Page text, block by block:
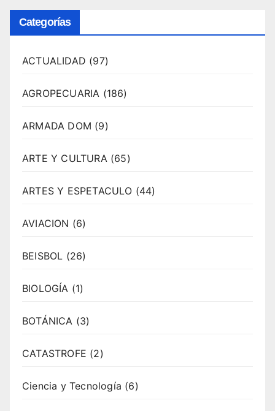
Categorías
ACTUALIDAD (97)
AGROPECUARIA (186)
ARMADA DOM (9)
ARTE Y CULTURA (65)
ARTES Y ESPETACULO (44)
AVIACION (6)
BEISBOL (26)
BIOLOGÍA (1)
BOTÁNICA (3)
CATASTROFE (2)
Ciencia y Tecnología (6)